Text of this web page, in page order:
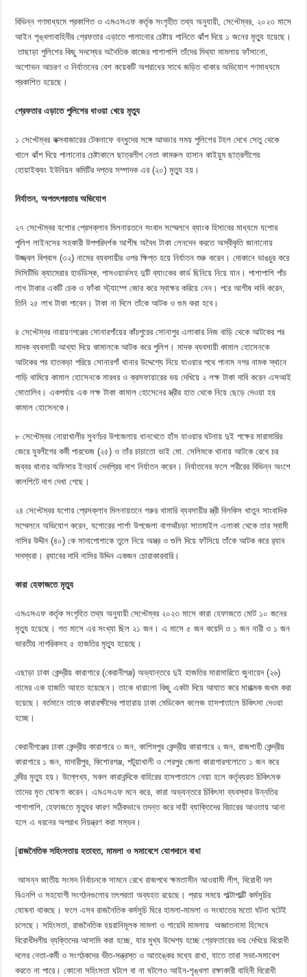
বিভিন্ন গণমাধ্যমে প্রকাশিত ও এমএসএফ কর্তৃক সংগৃহীত তথ্য অনুযায়ী, সেপ্টেম্বর, ২০২৩ মাসে
আইন শৃঙ্খলাবাহিনীর গ্রেফতার এড়াতে পালানোর চেষ্টায় পানিতে ঝাঁপ দিয়ে ১ জনের মৃত্যু হয়েছে।
তাছাড়া পুলিশের কিছু সদস্যের অনৈতিক কাজের পাশাপাশি তাঁদের মিথ্যা মামলায় ফাঁসানো,
অশোভন আচরণ ও নির্যাতনের বেশ কয়েকটি অপরাধের সাথে জড়িত থাকার অভিযোগ গণমাধ্যমে
প্রকাশিত হয়েছে।
গ্রেফতার এড়াতে পুলিশের ধাওয়া খেয়ে মৃত্যু
১ সেপ্টেম্বর কক্সবাজারের টেকনাফে বন্ধুদের সঙ্গে আড্ডার সময় পুলিশের টহল দেখে সেতু থেকে
খালে ঝাঁপ দিয়ে পালানোর চেষ্টাকালে ছাত্রলীগ নেতা কামরুল হাসান কাইয়ুম ছাত্রলীগের
হোয়াইক্যং ইউনিয়ন কমিটির দপ্তর সম্পাদক এর (২০) মৃত্যু হয়।
নির্যাতন, অপতৎপরতার অভিযোগ
২৭ সেপ্টেম্বর যশোর প্রেসক্লাব মিলনায়তনে সংবাদ সম্মেলনে ব্যাংক হিসাবের মাধ্যমে যশোর
পুলিশ লাইনসের সহকারী উপপরিদর্শক আশীষ অবৈধ টাকা লেনদেন করতে অস্বীকৃতি জানানোয়
উজ্জ্বল বিশ্বাস (৩২) নামের ব্যবসায়ীর ওপর ক্ষিপ্ত হয়ে নির্যাতন শুরু করেন। দোকানে ভাঙচুর করে
সিসিটিভি ক্যামেরার হার্ডডিস্ক, পাসওয়ার্ডসহ দুটি ব্যাংকের কার্ড ছিনিয়ে নিয়ে যান। পাশাপাশি পাঁচ
লাখ টাকার একটি চেক ও ফাঁকা স্ট্যাম্পে জোর করে স্বাক্ষর করিয়ে নেন। পরে আশীষ দাবি করেন,
তিনি ২৫ লাখ টাকা পাবেন। টাকা না দিলে তাঁকে আটক ও গুম করা হবে।
৪ সেপ্টেম্বর নারায়ণগঞ্জের সোনারগাঁয়ের কাঁচপুরের সোনাপুর এলাকার নিজ বাড়ি থেকে আটকের পর
মাদক ব্যবসায়ী আখ্যা দিয়ে কামালকে আটক করে পুলিশ। মাদক ব্যবসায়ী কামাল হোসেনকে
আটকের পর হাতকড়া পরিয়ে সোনারগাঁ থানার উদ্দেশ্যে নিয়ে যাওয়ার পথে পানাম নগর নামক স্থানে
গাড়ি থামিয়ে কামাল হোসেনকে মারধর ও ক্রসফায়ারের ভয় দেখিয়ে ২ লক্ষ টাকা দাবি করেন এসআই
মোতালিব। একপর্যায় এক লক্ষ টাকা কামাল হোসেনের স্ত্রীর হাত থেকে নিয়ে ছেড়ে দেওয়া হয়
কামাল হোসেনকে।
৮ সেপ্টেম্বর নোয়াখালীর সুবর্ণচর উপজেলায় ধানখেতে হাঁস যাওয়ার ঘটনায় দুই পক্ষের মারামারির
জেরে যুবলীগের কর্মী পারভেজ (২৫) ও তাঁর চাচাতো ভাই মো. সেলিমকে থানায় আটকে রেখে চর
জব্বর থানার অফিসার ইনচার্য দেবপ্রিয় দাশ নির্যাতন করেন। নির্যাতনের ফলে শরীরের বিভিন্ন অংশে
কালশিটে দাগ দেখা গেছে।
২৪ সেপ্টেম্বর যশোর প্রেসক্লাব মিলনায়তনে গরুর খামারি ব্যবসায়ীর স্ত্রী বিলকিস খাতুন সাংবাদিক
সম্মেলনে অভিযোগ করেন, যশোরের শার্শা উপজেলা বাগআঁচড়া সাতমাইল এলাকা থেকে তার স্বামী
নাসির উদ্দীন (৪০) কে সাদাপোশাকে তুলে নিয়ে অস্ত্র ও গুলি দিয়ে ফাঁসিয়ে তাঁকে আটক করে র‌্যাব
সদস্যরা। র‌্যাবের দাবি নাসির উদ্দিন একজন চোরাকারবারি।
কারা হেফাজতে মৃত্যু
এমএসএফ কর্তৃক সংগৃহিত তথ্য অনুযায়ী সেপ্টেম্বর ২০২৩ মাসে কারা হেফাজতে মোট ১০ জনের
মৃত্যু হয়েছে। গত মাসে এর সংখ্যা ছিল ২১ জন। এ মাসে ৫ জন কয়েদি ও ১ জন নারী ও ১ জন
ভারতীয় নাগরিকসহ ৫ হাজতির মৃত্যু হয়েছে।
এছাড়া ঢাকা কেন্দ্রীয় কারাগারে (কেরানীগঞ্জ) অভ্যান্তরে দুই হাজতির মারামারিতে জুনায়েদ (২৬)
নামের এক হাজতি আহত হয়েছেন। তাকে ধারালো কিছু একটা দিয়ে আঘাত করে মারাত্মক জখম করা
হয়েছে। বর্তমানে তাকে কারারক্ষীদের পাহারায় ঢাকা মেডিকেল কলেজ হাসপাতালে চিকিৎসা দেওয়া
হচ্ছে।
কেরানীগঞ্জের ঢাকা কেন্দ্রীয় কারাগারে ৩ জন, কাশিমপুর কেন্দ্রীয় কারাগারে ২ জন, রাজশাহী কেন্দ্রীয়
কারাগারে ১ জন, মাদারীপুর, কিশোরগঞ্জ, পটুয়াখালী ও শেরপুর জেলা কারাগারগলোতে ১ জন করে
বন্দীর মৃত্যু হয়। উল্লেখ্য, সকল কারাবন্দিকে বাহিরের হাসপাতালে নেয়া হলে কর্তৃব্যরত চিকিৎসক
তাদের মৃত ঘোষণা করেন। এমএসএফ মনে করে, কারা অভ্যন্তরে চিকিৎসা ব্যবস্থার উন্নতির
পাশাপাশি, হেফাজতে মৃত্যুর কারণ সঠিকভাবে তদন্ত করে দায়ী ব্যাক্তিদের বিচারের আওতায় আনা
হলে এ ধরনের অপরাধ নিয়ন্ত্রণ করা সম্ভব।
[রাজনৈতিক সহিংসতায় হতাহত, মামলা ও সমাবেশে যোগদানে বাধা
আসন্ন জাতীয় সংসদ নির্বাচনকে সামনে রেখে রাজপথে ক্ষমতাসীন আওয়ামী লীগ, বিরোধী দল
বিএনপি ও সহযোগী সংগঠনগুলোর তৎপরতা অব্যহত রয়েছে। প্রায় সময়ে পাল্টাপাল্টি কর্মসূচির
ঘোষনা থাকছে। ফলে এসব রাজনৈতিক কর্মসূচি ঘিরে হামলা-মামলা ও সংঘাতের মতো ঘটনা ঘটেই
চলেছে। সহিংসতা, রাজনৈতিক হয়রানিমূলক মামলা ও গায়েবি মামলায় অজ্ঞাতনামা হিসেবে
বিরোধীদলীয় ব্যক্তিদের আসামি করা হচ্ছে, যার মুখ্য উদ্দেশ্য হচ্ছে গ্রেফতারের ভয় দেখিয়ে বিরোধী
দলের নেতা-কর্মী ও সংগঠকদের ভীত-সন্ত্রস্ত ও আতঙ্কের মধ্যে রাখা, যাতে তারা সভা-সমাবেশ
করতে না পারে। কোনো সহিংসতা ঘটলে বা না ঘটলেও আইন-শৃঙ্খলা রক্ষাকারী বাহিনী বিরোধী